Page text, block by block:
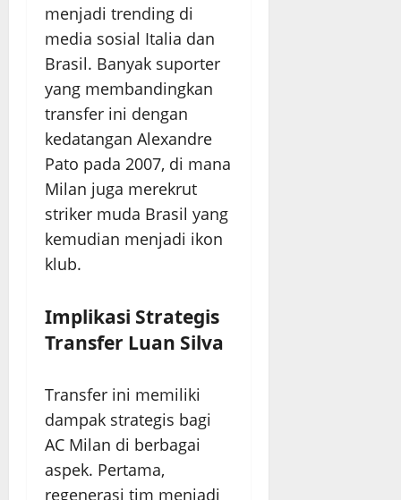
menjadi trending di
media sosial Italia dan
Brasil. Banyak suporter
yang membandingkan
transfer ini dengan
kedatangan Alexandre
Pato pada 2007, di mana
Milan juga merekrut
striker muda Brasil yang
kemudian menjadi ikon
klub.
Implikasi Strategis
Transfer Luan Silva
Transfer ini memiliki
dampak strategis bagi
AC Milan di berbagai
aspek. Pertama,
regenerasi tim menjadi